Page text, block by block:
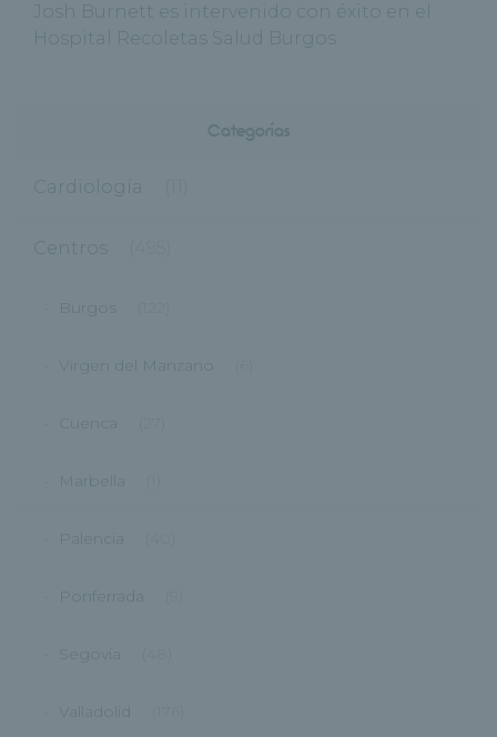
Josh Burnett es intervenido con éxito en el
Hospital Recoletas Salud Burgos
Cardiología
Centros
Burgos
Virgen del Manzano
Marbella
Ponferrada
Segovia
Valladolid